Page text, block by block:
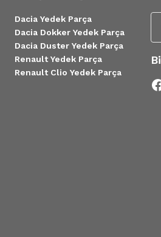
Dacia Yedek Parça
Dacia Dokker Yedek Parça
Dacia Duster Yedek Parça
Renault Yedek Parça
Renault Clio Yedek Parça